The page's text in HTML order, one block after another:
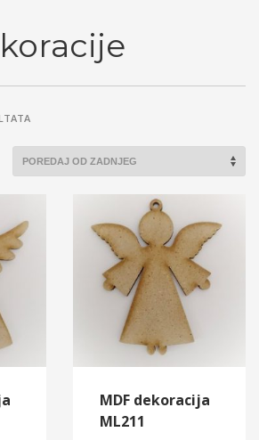
SORTED
LATEST
MDF dekoracija
ML211